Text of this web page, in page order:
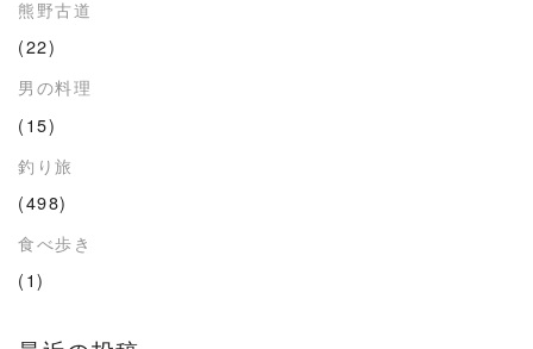
熊野古道
(22)
男の料理
(15)
釣り旅
(498)
食べ歩き
(1)